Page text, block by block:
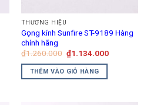
THƯƠNG HIỆU
Gọng kính Sunfire ST-9189 Hàng
chính hãng
₫1.260.000 Giá
gốc
là:
₫1.260.000.
₫1.134.000Giá
THÊM VÀO GIỎ HÀNG